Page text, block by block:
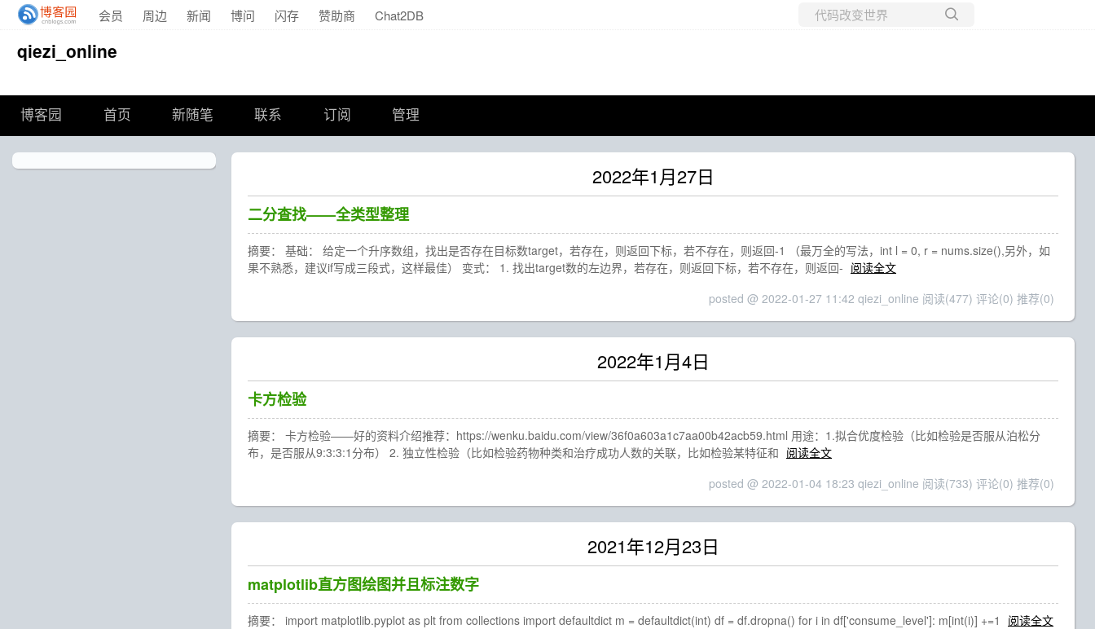
会员 周边 新闻 博问 闪存 赞助商 Chat2DB
qiezi_online
博客园 首页 新随笔 联系 订阅 管理
2022年1月27日
二分查找——全类型整理
摘要： 基础： 给定一个升序数组，找出是否存在目标数target，若存在，则返回下标，若不存在，则返回-1 （最万全的写法，int l = 0, r = nums.size(),另外，如
果不熟悉，建议if写成三段式，这样最佳） 变式： 1. 找出target数的左边界，若存在，则返回下标，若不存在，则返回- 阅读全文
posted @ 2022-01-27 11:42 qiezi_online 阅读(477) 评论(0) 推荐(0)
2022年1月4日
卡方检验
摘要： 卡方检验——好的资料介绍推荐：https://wenku.baidu.com/view/36f0a603a1c7aa00b42acb59.html 用途：1.拟合优度检验（比如检验是否服从泊松分
布，是否服从9:3:3:1分布） 2. 独立性检验（比如检验药物种类和治疗成功人数的关联，比如检验某特征和 阅读全文
posted @ 2022-01-04 18:23 qiezi_online 阅读(733) 评论(0) 推荐(0)
2021年12月23日
matplotlib直方图绘图并且标注数字
摘要： import matplotlib.pyplot as plt from collections import defaultdict m = defaultdict(int) df = df.dropna() for i in df['consume_level']: m[int(i)] +=1
阅读全文